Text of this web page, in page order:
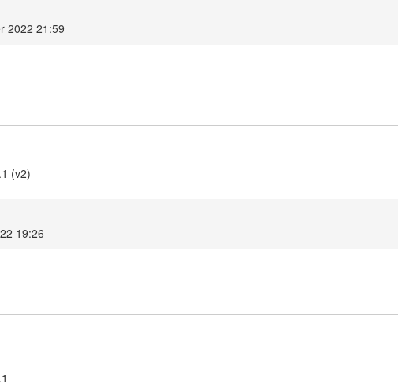
2022 21:59
(v2)
19:26